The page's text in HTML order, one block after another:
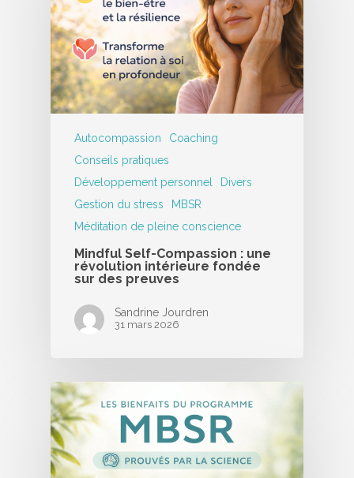
Autocompassion
Coaching
Conseils pratiques
Développement personnel
Divers
Gestion du stress
MBSR
Méditation de pleine conscience
Mindful Self-Compassion : une
révolution intérieure fondée
sur des preuves
Sandrine Jourdren
31 mars 2026